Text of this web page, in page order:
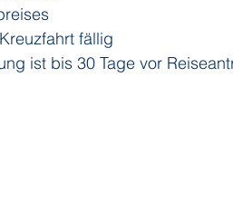
on Waves Sailing-Classics
fällig
ist bis 30 Tage vor